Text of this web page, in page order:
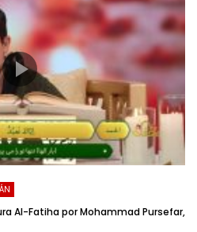
Al-Fatiha por Mohammad Pursefar,